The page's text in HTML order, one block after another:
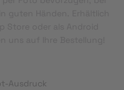
Ausdruck